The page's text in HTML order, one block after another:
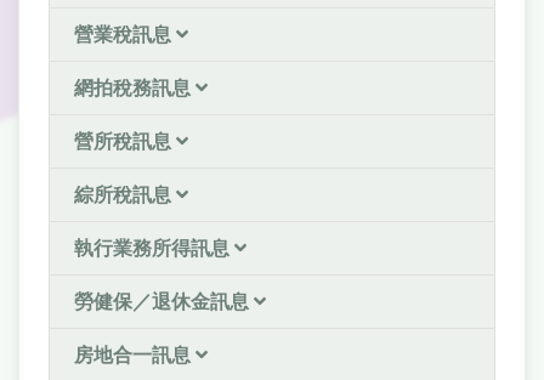
營業稅訊息
網拍稅務訊息
營所稅訊息
綜所稅訊息
執行業務所得訊息
勞健保／退休金訊息
房地合一訊息